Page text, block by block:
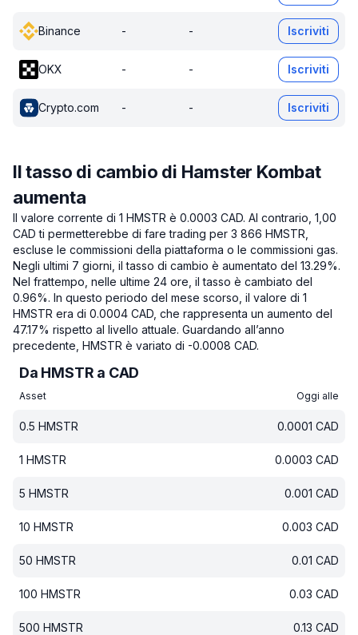
Binance - - Iscriviti
OKX - - Iscriviti
Crypto.com - - Iscriviti
Il tasso di cambio di Hamster Kombat
aumenta
Il valore corrente di 1 HMSTR è 0.0003 CAD. Al contrario, 1,00
CAD ti permetterebbe di fare trading per 3 866 HMSTR,
escluse le commissioni della piattaforma o le commissioni gas.
Negli ultimi 7 giorni, il tasso di cambio è aumentato del 13.29%.
Nel frattempo, nelle ultime 24 ore, il tasso è cambiato del
0.96%. In questo periodo del mese scorso, il valore di 1
HMSTR era di 0.0004 CAD, che rappresenta un aumento del
47.17% rispetto al livello attuale. Guardando all’anno
precedente, HMSTR è variato di -0.0008 CAD.
Da HMSTR a CAD
Asset Oggi alle
0.5 HMSTR 0.0001 CAD
1 HMSTR 0.0003 CAD
5 HMSTR 0.001 CAD
10 HMSTR 0.003 CAD
50 HMSTR 0.01 CAD
100 HMSTR 0.03 CAD
500 HMSTR 0.13 CAD